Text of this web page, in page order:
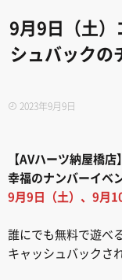
9月9日（土）
シュバックの
2023年9月9日
【AVハーツ納屋橋店】
幸福のナンバーイベ
9月9日（土）、9月
誰にでも無料で遊べ
キャッシュバックさ